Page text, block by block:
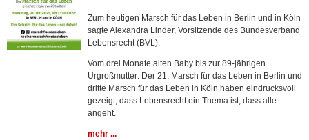
Zum heutigen Marsch für das Leben in Berlin und in Köln
sagte Alexandra Linder, Vorsitzende des Bundesverband
Lebensrecht (BVL):
Vom drei Monate alten Baby bis zur 89-jährigen
Urgroßmutter: Der 21. Marsch für das Leben in Berlin und
dritte Marsch für das Leben in Köln haben eindrucksvoll
gezeigt, dass Lebensrecht ein Thema ist, dass alle
angeht.
mehr ...